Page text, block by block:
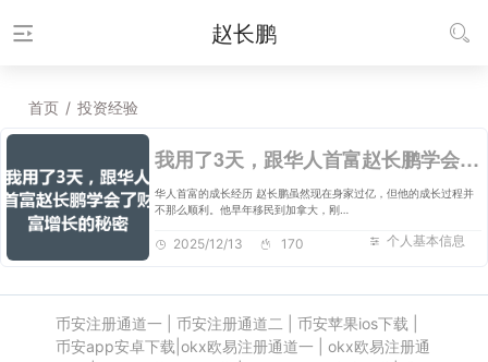
赵长鹏
首页 / 投资经验
我用了3天，跟华人首富赵长鹏学会了财富增长的秘密
华人首富的成长经历 赵长鹏虽然现在身家过亿，但他的成长过程并
不那么顺利。他早年移民到加拿大，刚…
个人基本信息
2025/12/13 170
币安注册通道一 币安注册通道二 币安苹果ios下载
币安app安卓下载 okx欧易注册通道一
okx欧易注册通